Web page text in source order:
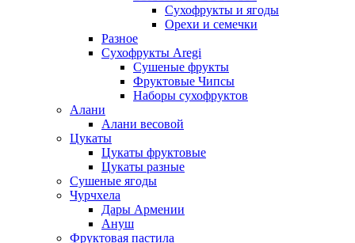
Сухофрукты и ягоды
Орехи и семечки
Разное
Сухофрукты Aregi
Сушеные фрукты
Фруктовые Чипсы
Наборы сухофруктов
Алани
Алани весовой
Цукаты
Цукаты фруктовые
Цукаты разные
Сушеные ягоды
Чурчхела
Дары Армении
Ануш
Фруктовая пастила